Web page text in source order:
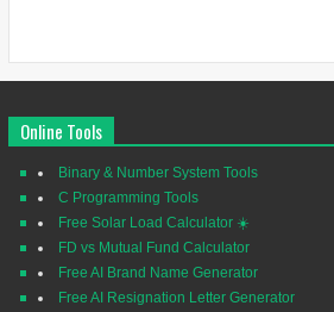
Online Tools
Binary & Number System Tools
C Programming Tools
Free Solar Load Calculator ☀️
FD vs Mutual Fund Calculator
Free AI Brand Name Generator
Free AI Resignation Letter Generator